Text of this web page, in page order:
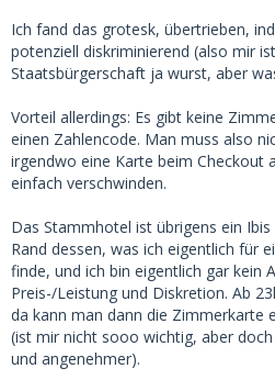
Ich fand das grotesk, übertrieben,
potenziell diskriminierend (also mir
Staatsbürgerschaft ja wurst, aber
Vorteil allerdings: Es gibt keine
einen Zahlencode. Man muss also
irgendwo eine Karte beim Checkout
einfach verschwinden.
Das Stammhotel ist übrigens ein
Rand dessen, was ich eigentlich für
finde, und ich bin eigentlich gar kein
Preis-/Leistung und Diskretion. Ab
da kann man dann die Zimmerkarte
(ist mir nicht sooo wichtig, aber
und angenehmer).